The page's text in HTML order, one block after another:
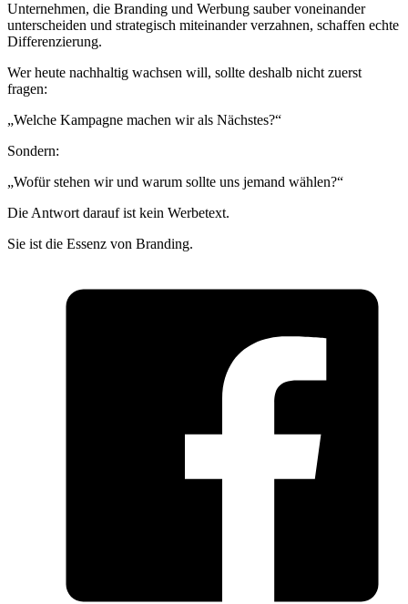
Unternehmen, die Branding und Werbung sauber voneinander
unterscheiden und strategisch miteinander verzahnen, schaffen echte
Differenzierung.
Wer heute nachhaltig wachsen will, sollte deshalb nicht zuerst
fragen:
„Welche Kampagne machen wir als Nächstes?“
Sondern:
„Wofür stehen wir und warum sollte uns jemand wählen?“
Die Antwort darauf ist kein Werbetext.
Sie ist die Essenz von Branding.